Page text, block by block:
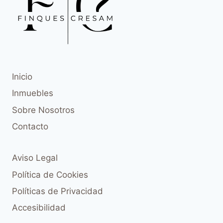
Inicio
Inmuebles
Sobre Nosotros
Contacto
Aviso Legal
Política de Cookies
Políticas de Privacidad
Accesibilidad